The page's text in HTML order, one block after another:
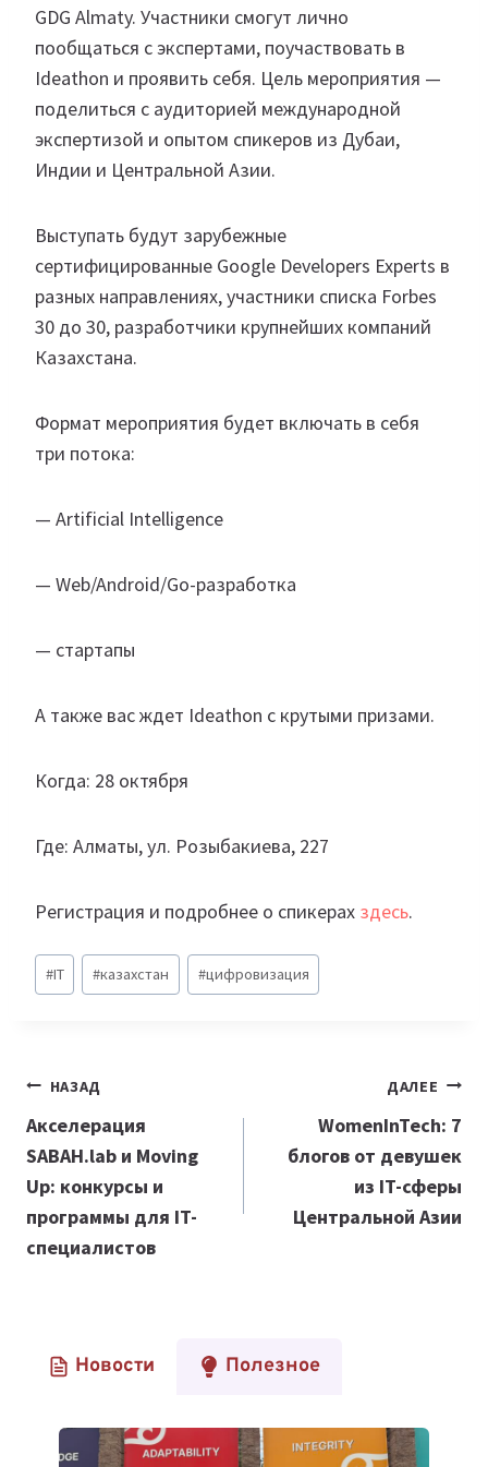
GDG Almaty. Участники смогут лично
пообщаться с экспертами, поучаствовать в
Ideathon и проявить себя. Цель мероприятия —
поделиться с аудиторией международной
экспертизой и опытом спикеров из Дубаи,
Индии и Центральной Азии.
Выступать будут зарубежные
сертифицированные Google Developers Experts в
разных направлениях, участники списка Forbes
30 до 30, разработчики крупнейших компаний
Казахстана.
Формат мероприятия будет включать в себя
три потока:
— Artificial Intelligence
— Web/Android/Go-разработка
— стартапы
А также вас ждет Ideathon с крутыми призами.
Когда: 28 октября
Где: Алматы, ул. Розыбакиева, 227
Регистрация и подробнее о спикерах здесь.
Метки
записи:
#IT #казахстан #цифровизация
Навигация
по
записям
НАЗАД
Акселерация
SABAH.lab и Moving
Up: конкурсы и
программы для IT-
специалистов
ДАЛЕЕ
WomenInTech: 7
блогов от девушек
из IT-сферы
Центральной Азии
Новости Полезное